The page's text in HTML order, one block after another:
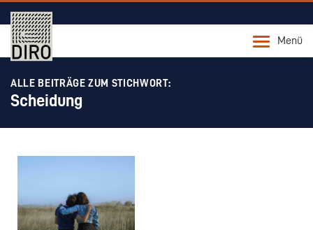
Menü
ALLE BEITRÄGE ZUM STICHWORT:
Scheidung